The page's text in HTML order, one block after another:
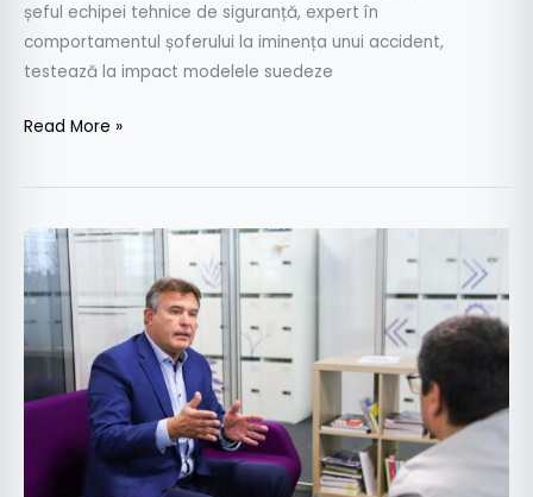
șeful echipei tehnice de siguranță, expert în
comportamentul șoferului la iminența unui accident,
testează la impact modelele suedeze
Read More »
Mihai
Boldijar,
Bosch:
Managerii,
în
postura